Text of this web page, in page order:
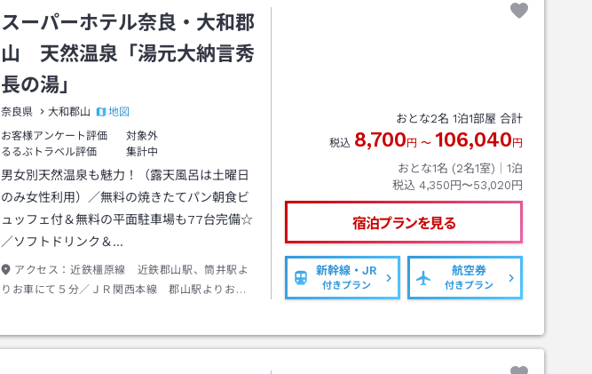
スーパーホテル奈良・大和郡
山 天然温泉「湯元大納言秀
長の湯」
奈良県 大和郡山
地図
お客様アンケート評価
対象外
るるぶトラベル評価
集計中
男女別天然温泉も魅力！（露天風呂は土曜日
のみ女性利用）／無料の焼きたてパン朝食ビ
ュッフェ付＆無料の平面駐車場も77台完備☆
／ソフトドリンク＆…
アクセス： 近鉄橿原線 近鉄郡山駅、筒井駅よ
りお車にて５分／ＪＲ関西本線 郡山駅よりお車
おとな2名 1泊1部屋 合計
税込 8,700 円 〜 106,040 円
おとな1名 (2名1室)｜ 1泊
税込 4,350円〜53,020円
宿泊プランを見る
新幹線・JR
付きプラン
航空券
付きプラン